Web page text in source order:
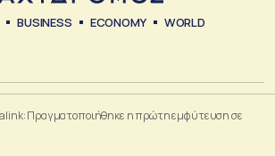
BUSINESS ECONOMY WORLD
Πραγματοποιήθηκε η πρώτη εμφύτευση σε